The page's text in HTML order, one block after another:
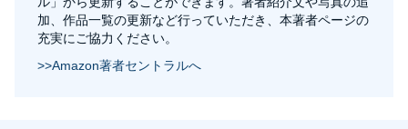
加、作品一覧の更新など行っていただき、本著者ページの
充実にご協力ください。
>>Amazon著者セントラルへ